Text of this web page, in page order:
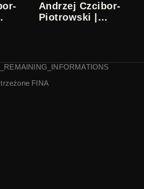
Andrzej Czcibor-
Piotrowski |
FINA